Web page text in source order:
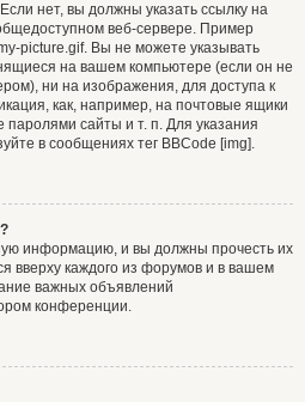
нет, вы должны указать ссылку на
веб-сервере. Пример
picture.gif. Вы не можете указывать
на вашем компьютере (если он не
ни на изображения, для доступа к
как, например, на почтовые ящики
сайты и т. п. Для указания
в сообщениях тег BBCode [img].
информацию, и вы должны прочесть их
вверху каждого из форумов и в вашем
важных объявлений
конференции.